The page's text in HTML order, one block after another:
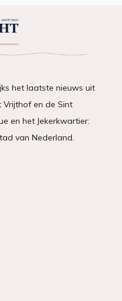
het laatste nieuws uit
Vrijthof en de Sint
en het Jekerkwartier:
van Nederland.